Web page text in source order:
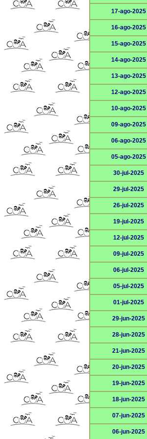
17-ago-2025
16-ago-2025
15-ago-2025
14-ago-2025
13-ago-2025
12-ago-2025
10-ago-2025
09-ago-2025
06-ago-2025
05-ago-2025
30-jul-2025
29-jul-2025
26-jul-2025
19-jul-2025
12-jul-2025
09-jul-2025
06-jul-2025
05-jul-2025
01-jul-2025
29-jun-2025
28-jun-2025
21-jun-2025
20-jun-2025
19-jun-2025
18-jun-2025
07-jun-2025
06-jun-2025